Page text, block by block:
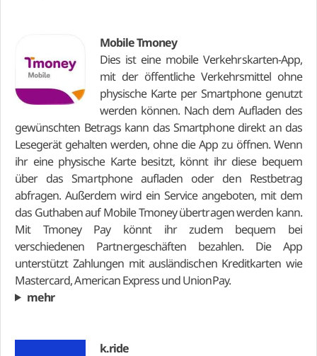
Mobile Tmoney
Dies ist eine mobile Verkehrskarten-App,
mit der öffentliche Verkehrsmittel ohne
physische Karte per Smartphone genutzt
werden können. Nach dem Aufladen des
gewünschten Betrags kann das Smartphone direkt an das
Lesegerät gehalten werden, ohne die App zu öffnen. Wenn
ihr eine physische Karte besitzt, könnt ihr diese bequem
über das Smartphone aufladen oder den Restbetrag
abfragen. Außerdem wird ein Service angeboten, mit dem
das Guthaben auf Mobile Tmoney übertragen werden kann.
Mit Tmoney Pay könnt ihr zudem bequem bei
verschiedenen Partnergeschäften bezahlen. Die App
unterstützt Zahlungen mit ausländischen Kreditkarten wie
Mastercard, American Express und UnionPay.
mehr
k.ride